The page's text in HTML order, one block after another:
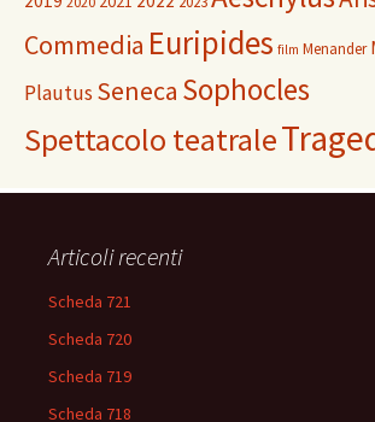
Commedia Euripides film Menander
PlautusSeneca Sophocles
Spettacolo teatrale
Articoli recenti
Scheda 721
Scheda 720
Scheda 719
Scheda 718